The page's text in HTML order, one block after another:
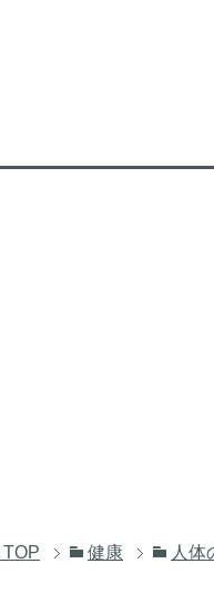
TOP 健康 人体